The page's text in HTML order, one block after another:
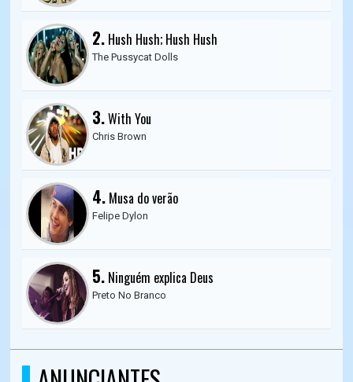
2. Hush Hush; Hush Hush
The Pussycat Dolls
3.With You
Chris Brown
4. Musa do verão
Felipe Dylon
5. Ninguém explica Deus
Preto No Branco